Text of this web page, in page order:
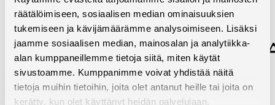
räätälöimiseen, sosiaalisen median ominaisuuksien
tukemiseen ja kävijämäärämme analysoimiseen. Lisäksi
jaamme sosiaalisen median, mainosalan ja analytiikka-
alan kumppaneillemme tietoja siitä, miten käytät
sivustoamme. Kumppanimme voivat yhdistää näitä
tietoja muihin tietoihin, joita olet antanut heille tai joita on
kerätty, kun olet käyttänyt heidän palvelujaan.
Liikkumisen
liikkumisen
edistämistä